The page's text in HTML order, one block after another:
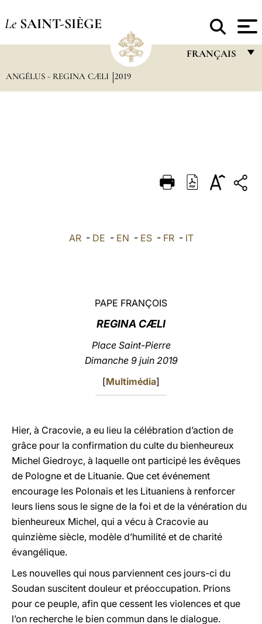
Le SAINT-SIÈGE
FRANÇAIS
DEUTSCH
العربيّة
ANGÉLUS - REGINA CÆLI 2019
AR- DE - EN - ES- FR- IT
PAPE FRANÇOIS
REGINA CÆLI
Place Saint-Pierre
Dimanche 9 juin 2019
[Multimédia]
Hier, à Cracovie, a eu lieu la célébration d’action de
grâce pour la confirmation du culte du bienheureux
Michel Giedroyc, à laquelle ont participé les évêques
de Pologne et de Lituanie. Que cet événement
encourage les Polonais et les Lituaniens à renforcer
leurs liens sous le signe de la foi et de la vénération du
bienheureux Michel, qui a vécu à Cracovie au
quinzième siècle, modèle d’humilité et de charité
évangélique.
Les nouvelles qui nous parviennent ces jours-ci du
Soudan suscitent douleur et préoccupation. Prions
pour ce peuple, afin que cessent les violences et que
l’on recherche le bien commun dans le dialogue.